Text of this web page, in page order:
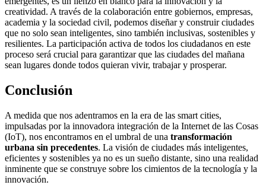
creatividad. A través de la colaboración entre gobiernos, empresas,
academia y la sociedad civil, podemos diseñar y construir ciudades
que no solo sean inteligentes, sino también inclusivas, sostenibles y
resilientes. La participación activa de todos los ciudadanos en este
proceso será crucial para garantizar que las ciudades del mañana
sean lugares donde todos quieran vivir, trabajar y prosperar.
Conclusión
A medida que nos adentramos en la era de las smart cities,
impulsadas por la innovadora integración de la Internet de las Cosas
(IoT), nos encontramos en el umbral de una transformación
urbana sin precedentes. La visión de ciudades más inteligentes,
eficientes y sostenibles ya no es un sueño distante, sino una realidad
inminente que se construye sobre los cimientos de la tecnología y la
innovación.